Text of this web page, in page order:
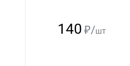
140 ₽/шт